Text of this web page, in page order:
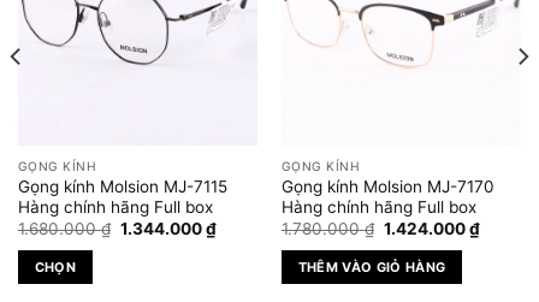
GỌNG KÍNH
Gọng kính Molsion MJ-7115
Hàng chính hãng Full box
1.680.000₫ Giá
1.344.000₫Giá
hiện
1.344.000 ₫.
CHỌN
GỌNG KÍNH
Gọng kính Molsion MJ-7170
Hàng chính hãng Full box
1.780.000₫ Giá
là:
1.780.000 ₫.
1.424.000₫Giá
hiện
THÊM VÀO GIỎ HÀNG
₫.